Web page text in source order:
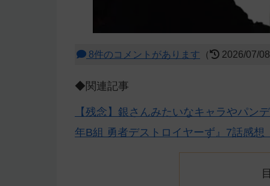
8件のコメントがあります （ 2026/07/
◆関連記事
【残念】銀さんみたいなキャラやパン
年B組 勇者デストロイヤーず』7話感想